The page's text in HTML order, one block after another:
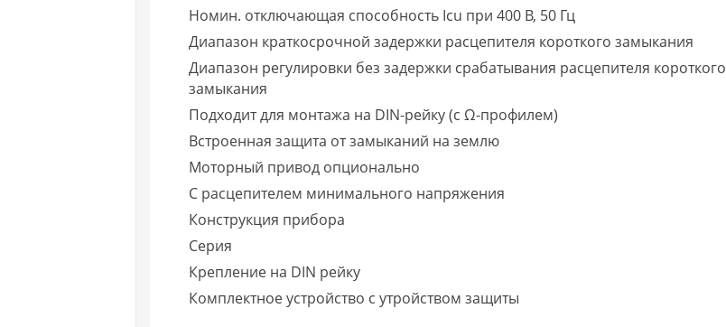
Номин. отключающая способность Icu при 400 В, 50 Гц
Диапазон краткосрочной задержки расцепителя короткого замыкания
Диапазон регулировки без задержки срабатывания расцепителя короткого
замыкания
Подходит для монтажа на DIN-рейку (с Ω-профилем)
Встроенная защита от замыканий на землю
Моторный привод опционально
С расцепителем минимального напряжения
Конструкция прибора
Серия
Крепление на DIN рейку
Комплектное устройство с утройством защиты